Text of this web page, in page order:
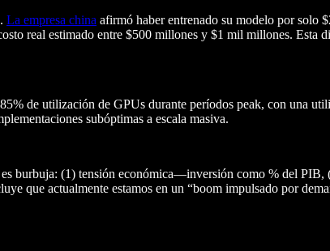
La empresa china afirmó haber entrenado su modelo por solo
real estimado entre $500 millones y $1 mil millones. Esta
de utilización de GPUs durante períodos peak, con una
subóptimas a escala masiva.
burbuja: (1) tensión económica—inversión como % del
que actualmente estamos en un “boom impulsado por